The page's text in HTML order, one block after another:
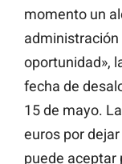
momento un
administración
oportunidad»,
fecha de
15 de mayo.
euros por
puede aceptar